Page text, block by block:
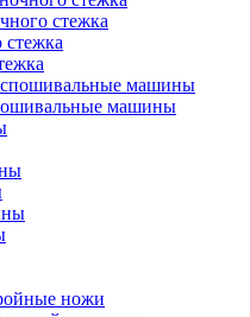
стежка
машины
ножи